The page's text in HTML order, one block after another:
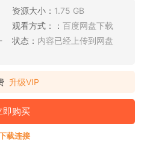
资源大小： 1.75 GB
观看方式：： 百度网盘下载
状态： 内容已经上传到网盘
升级VIP
即购买
载连接